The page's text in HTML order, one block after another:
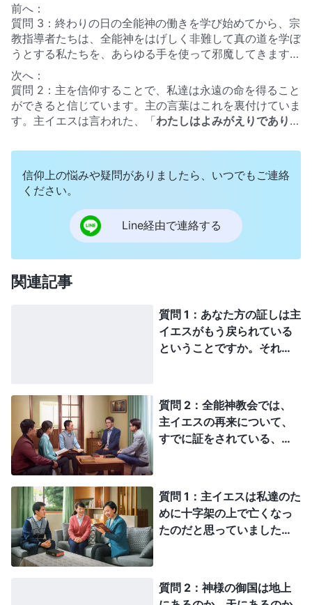
前へ：
質問 3：終わりの日の全能神の働きを学び始めてから、宗
教指導者たちは、全能神をはげしく非難して真の道を学ぼ
うとする私たちを、あらゆる手を使って邪魔してきます。
ユダヤ教のパリサイ人が主イエスに逆らい非難したのと同
じです！ 考えていたんですが、なぜ働くために神が二度
も受肉して２度とも宗教界や無神論政府による集団的な非
難と迫害を受けたのでしょうか？ 人類を清めて救うため
に真理を語って働くだけのために、終わりの日に全能神が
リストを非難、冒涜し、逮捕、壊滅をねらってるんでしょ
うか。ヘロデ王がユダヤの王である主イエスが生まれたと
聞いてベツレヘムにおいて、2歳未満の男児の虐殺を命
じ、キリストを生かしておくより、何千もの無実の赤ん坊
を殺すことを選んだことを思い出しました。人類を救うた
のでしょう？ 国中の資源を使い尽くしてまで、キリスト
邪悪で、神様に恨みを抱くのでしょうか？
次へ：
質問 2：主を信仰することで、私達は永遠の命を得ること
ができると信じています。主の言葉はこれを裏付けていま
す。主イエスは言われた、「わたしはよみがえりであり、
また、生きていて、わたしを信じる者は、いつまでも死な
（ヨハネによる福音書 11:25-26）
わたしが与
える水を飲む者は、いつまでも、かわくことがないばかり
か、わたしが与える水は、その人のうちで泉となり、永遠
の命に至る水が、わきあがるであろ
（ヨハネによる福音書 4:14）。これは主イエスが約
束したことです。主イエスは永遠の命を与えてくださり、
主イエスの道は永遠の命への道ということです。聖書に
「御子を信じる者は永遠の命をもつ。御子に従わない者
は、命にあずかることがないばかりか、神の怒りがその上
イエスは人の子ではないのですか。キリストではないので
すか？ 主イエスを信じれば、永遠の命を得ることができ
るのでしょう？ あなた達は、終わりの日にキリストが私
す。それなのに、永遠の命を得るには不十分なのです
か？ なのになぜ、終わりの日にキリストの御言葉や御働
きを受け入れなければならないんです？
信仰上の悩みや疑問がありましたら、いつでもご連絡
ください。
Line経由で連絡する
関連記事
質問 1：あなた方の証しは主
イエスがもう戻られている
ということですか。それは
し、その時に起る患難の
後、たちまち日は暗くな
り、月はその光を放つこと
をやめ、星は空から落ち、
しるしが天に現れるであろ
う。またそのとき、地のす
べての民族は嘆き、そして
て来るのを、人々は見るで
あろう」（マタイによる福
質問 2：全能神教会では、
主イエスの再来について、
すでに証をされている、と
神だと！ 全能神は真理を
表し、終末にその裁きの働
きをなさいます。しかし宗
教界の大半の人々は、主が
エスが明白に言われたから
質問 1：主イエスは私達のた
めに十字架の上で亡くなっ
たのだと思っていました。
も、まだ清められていなく
ても、主に全ての罪を赦し
質問 2：神様の御国は地上